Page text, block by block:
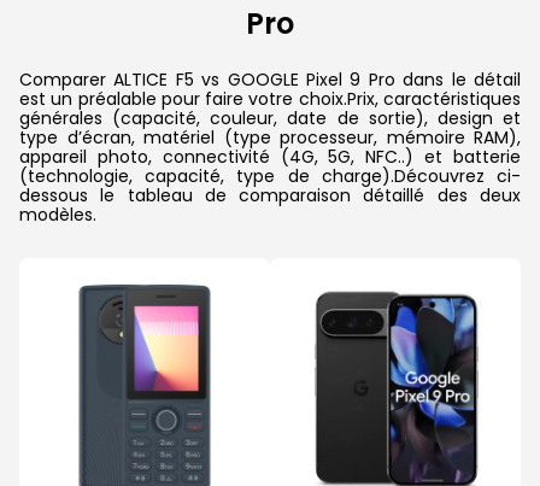
Pro
Comparer ALTICE F5 vs GOOGLE Pixel 9 Pro dans le détail
est un préalable pour faire votre choix.Prix, caractéristiques
générales (capacité, couleur, date de sortie), design et
type d’écran, matériel (type processeur, mémoire RAM),
appareil photo, connectivité (4G, 5G, NFC..) et batterie
(technologie, capacité, type de charge).Découvrez ci-
dessous le tableau de comparaison détaillé des deux
modèles.